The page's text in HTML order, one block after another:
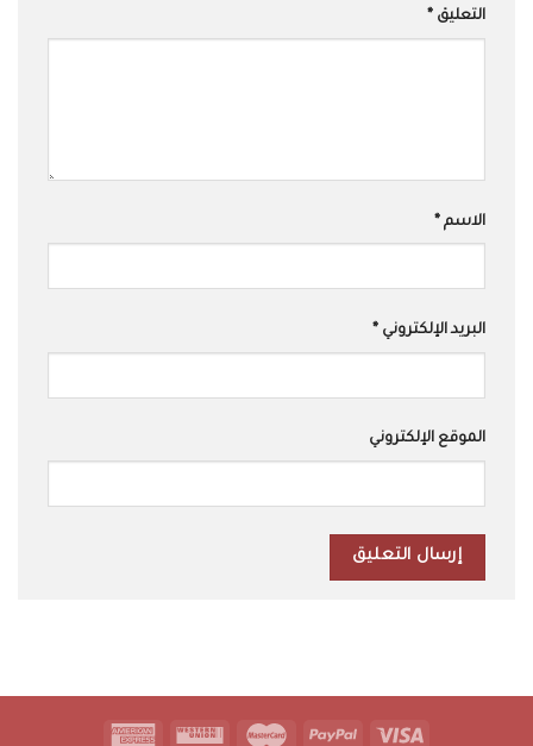
التعليق *
الاسم *
البريد الإلكتروني *
الموقع الإلكتروني